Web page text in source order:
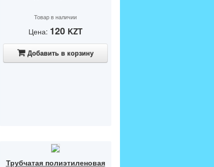
Товар в наличии
Цена: 120 KZT
Добавить в корзину
Трубчатая полиэтиленовая